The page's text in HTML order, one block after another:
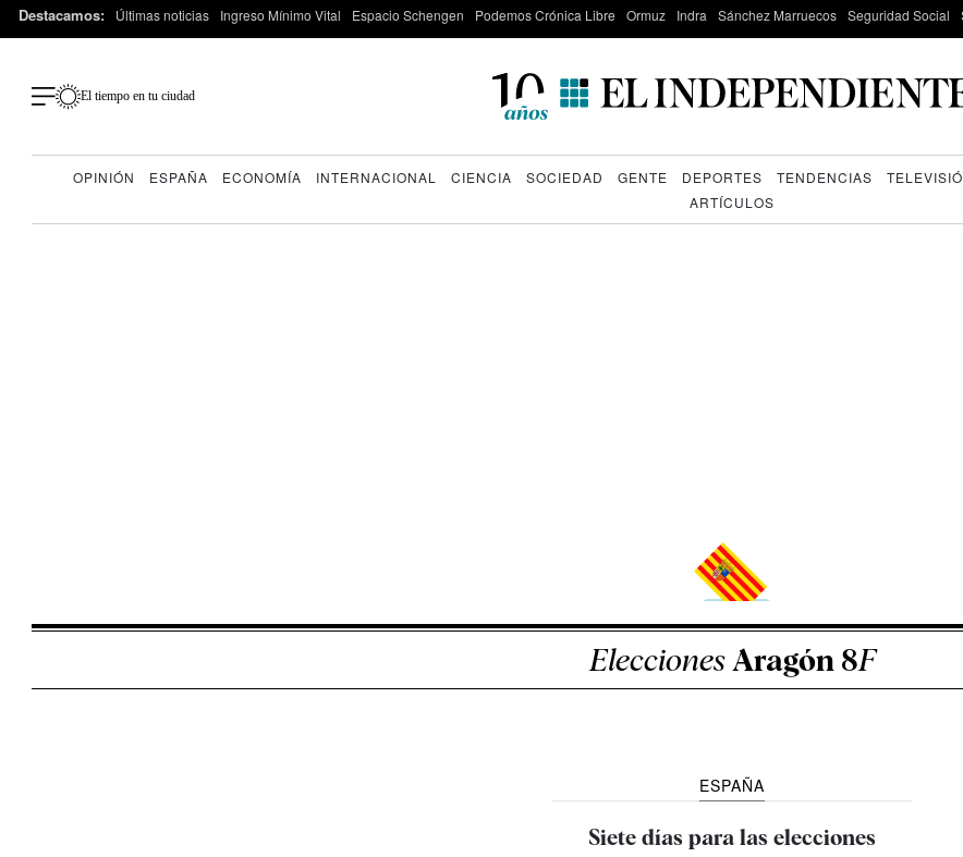
Destacamos: Últimas noticias Ingreso Mínimo Vital Espacio Schengen Podemos Crónica Libre Ormuz Indra Sánchez Marruecos Seguridad Social
El tiempo en tu ciudad
OPINIÓN ESPAÑA ECONOMÍA INTERNACIONAL CIENCIA SOCIEDAD GENTE DEPORTES TENDENCIAS
ARTÍCULOS
EleccionesAragón 8F
ESPAÑA
Siete días para las elecciones